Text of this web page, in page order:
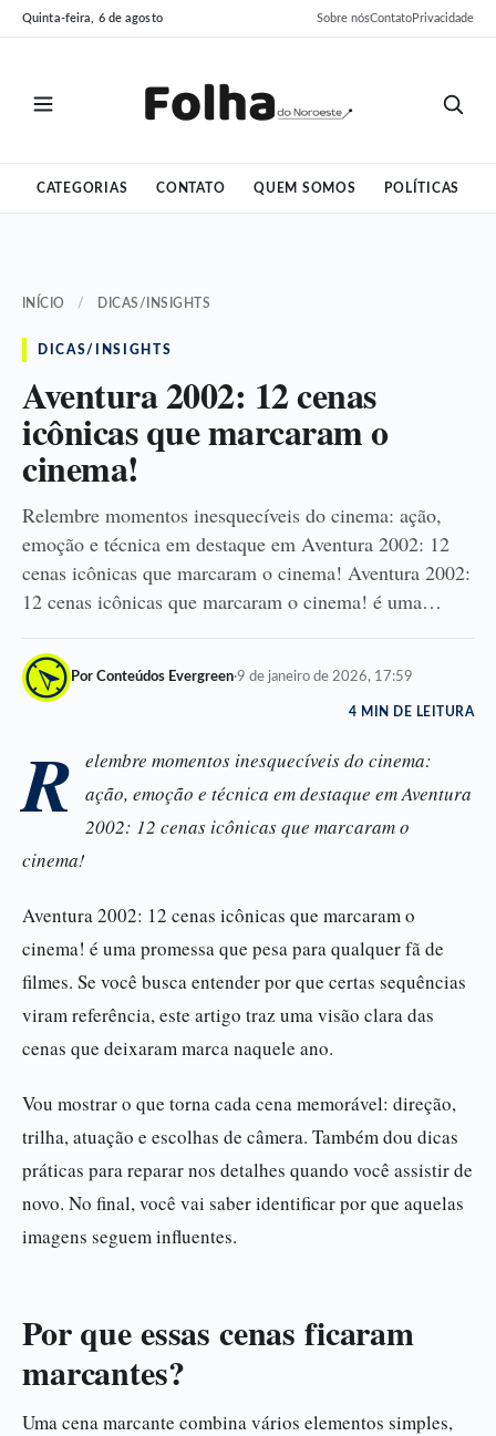
Pular
para
Pular
para
Quinta-feira, 6 de agosto Sobre nósContatoPrivacidade
CATEGORIAS CONTATO QUEM SOMOS POLÍTICAS
INÍCIO / DICAS/INSIGHTS
DICAS/INSIGHTS
Aventura 2002: 12 cenas
icônicas que marcaram o
cinema!
Relembre momentos inesquecíveis do cinema: ação,
emoção e técnica em destaque em Aventura 2002: 12
cenas icônicas que marcaram o cinema! Aventura 2002:
12 cenas icônicas que marcaram o cinema! é uma…
Por Conteúdos Evergreen·9 de janeiro de 2026, 17:59
4 MIN DE LEITURA
R
elembre momentos inesquecíveis do cinema:
ação, emoção e técnica em destaque em Aventura
2002: 12 cenas icônicas que marcaram o
cinema!
Aventura 2002: 12 cenas icônicas que marcaram o
cinema! é uma promessa que pesa para qualquer fã de
filmes. Se você busca entender por que certas sequências
viram referência, este artigo traz uma visão clara das
cenas que deixaram marca naquele ano.
Vou mostrar o que torna cada cena memorável: direção,
trilha, atuação e escolhas de câmera. Também dou dicas
práticas para reparar nos detalhes quando você assistir de
novo. No final, você vai saber identificar por que aquelas
imagens seguem influentes.
Por que essas cenas ficaram
marcantes?
Uma cena marcante combina vários elementos simples,